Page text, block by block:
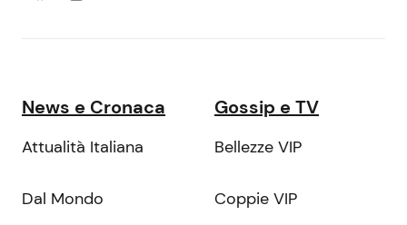
News e Cronaca
Attualità Italiana
Dal Mondo
Gossip e TV
Bellezze VIP
Coppie VIP